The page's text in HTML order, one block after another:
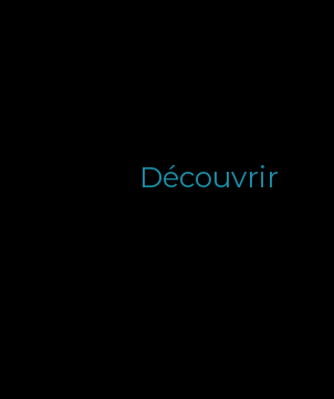
Découvrir